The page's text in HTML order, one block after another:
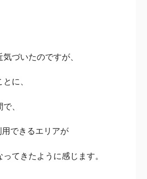
づいたのですが、
に、
、
できるエリアが
てきたように感じます。